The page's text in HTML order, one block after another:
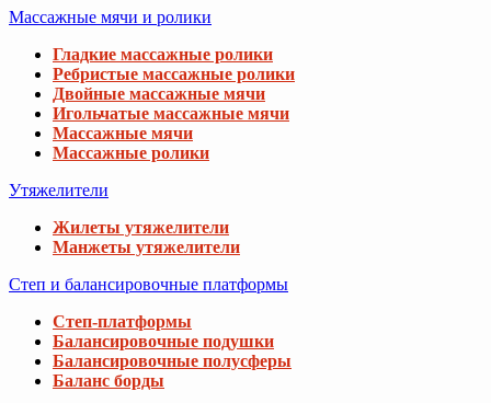
Массажные мячи и ролики
Гладкие массажные ролики
Ребристые массажные ролики
Двойные массажные мячи
Игольчатые массажные мячи
Массажные мячи
Массажные ролики
Утяжелители
Жилеты утяжелители
Манжеты утяжелители
Степ и балансировочные платформы
Степ-платформы
Балансировочные подушки
Балансировочные полусферы
Баланс борды